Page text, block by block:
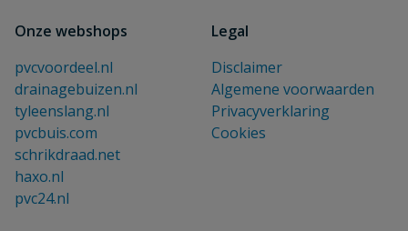
Onze webshops
pvcvoordeel.nl
drainagebuizen.nl
tyleenslang.nl
pvcbuis.com
schrikdraad.net
haxo.nl
pvc24.nl
Legal
Disclaimer
Algemene voorwaarden
Privacyverklaring
Cookies